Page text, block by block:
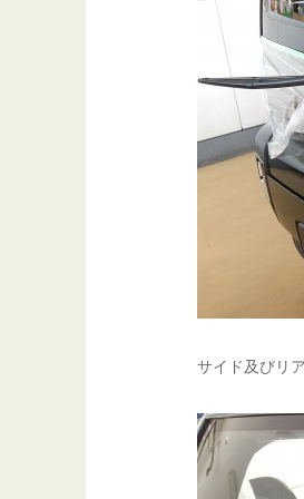
サイド及びリア